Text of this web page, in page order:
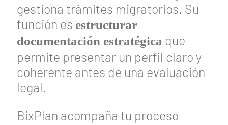
gestiona trámites migratorios. Su
función es estructurar
documentación estratégica que
permite presentar un perfil claro y
coherente antes de una evaluación
legal.
BixPlan acompaña tu proceso